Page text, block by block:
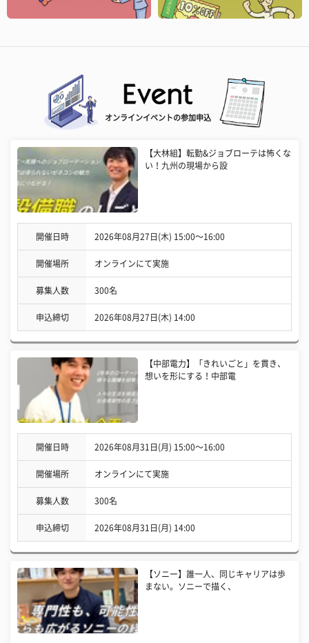
オンラインイベントの参加申込
【大林組】転勤&ジョブローテは怖くな
い！九州の現場から設
開催日時 2026年08月27日(木) 15:00〜16:00
開催場所 オンラインにて実施
募集人数 300名
申込締切 2026年08月27日(木) 14:00
【中部電力】「きれいごと」を貫き、
想いを形にする！中部電
開催日時 2026年08月31日(月) 15:00〜16:00
開催場所 オンラインにて実施
募集人数 300名
申込締切 2026年08月31日(月) 14:00
【ソニー】誰一人、同じキャリアは歩
まない。ソニーで描く、